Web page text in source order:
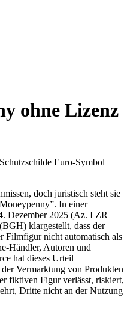
ohne Lizenz
doch juristisch steht sie
In einer
Dezember 2025 (Az. I ZR
klargestellt, dass der
Filmfigur nicht automatisch als
Händler, Autoren und
hat dieses Urteil
Vermarktung von Produkten
fiktiven Figur verlässt, riskiert,
Dritte nicht an der Nutzung